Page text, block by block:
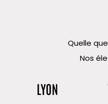
Quelle
Nos
LYON